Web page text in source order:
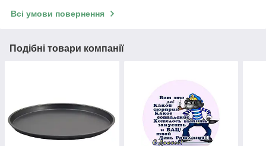
Всі умови повернення
Подібні товари компанії